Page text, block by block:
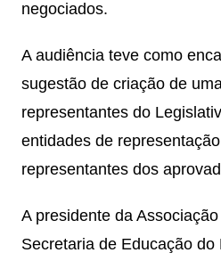
negociados.
A audiência teve como
sugestão de criação de
representantes do
entidades de
representantes dos
A presidente da
Secretaria de Educação do